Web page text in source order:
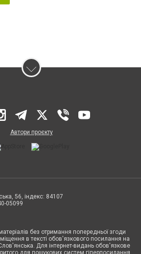
Автори проєкту
56, індекс: 84107
05099
без отримання попередньої згоди
в тексті обов'язкового посилання на
Для інтернет-видань обов'язкове
для пошукових систем гіперпосилання